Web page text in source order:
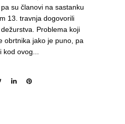
su članovi na sastanku
13. travnja dogovorili
Problema koji
obrtnika jako je puno, pa
kod ovog...